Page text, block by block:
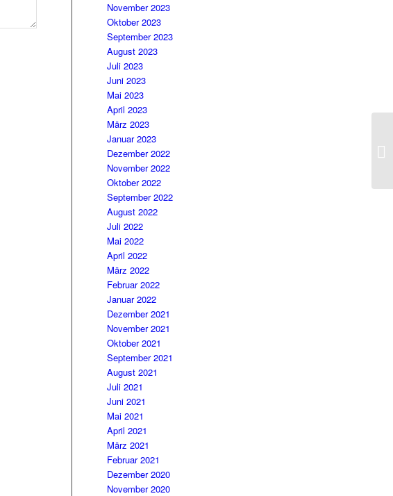
November 2023
Oktober 2023
September 2023
August 2023
Juli 2023
Juni 2023
Mai 2023
April 2023
März 2023
Januar 2023
Dezember 2022
November 2022
Oktober 2022
September 2022
August 2022
Juli 2022
Mai 2022
April 2022
März 2022
Februar 2022
Januar 2022
Dezember 2021
November 2021
Oktober 2021
September 2021
August 2021
Juli 2021
Juni 2021
Mai 2021
April 2021
März 2021
Februar 2021
Dezember 2020
November 2020